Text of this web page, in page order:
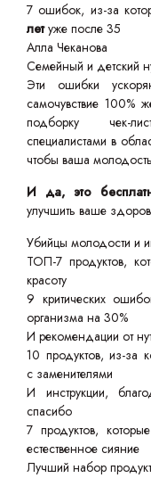
7 ошибок, из-за
летуже после 35
Алла Чеканова
Семейный и детский
Эти ошибки
самочувствие 100%
подборку чек-
специалистами в
чтобы ваша
И да, это
улучшить ваше
Убийцы молодости и
ТОП-7 продуктов,
красоту
9 критических
организма на 30%
И рекомендации от
10 продуктов, из-за
с заменителями
И инструкции,
спасибо
7 продуктов,
естественное сияние
Лучший набор